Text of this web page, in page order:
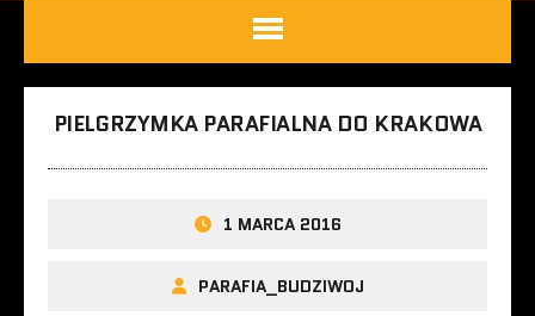
PIELGRZYMKA PARAFIALNA DO KRAKOWA
1 MARCA 2016
PARAFIA_BUDZIWOJ